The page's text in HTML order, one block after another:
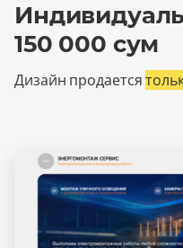
150 000 сум
Дизайн продается